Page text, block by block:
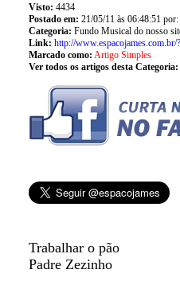
Visto: 4434
Postado em: 21/05/11 às 06:48:51 por:
Categoria: Fundo Musical do nosso
Link: http://
Marcado como: Artigo Simples
Ver todos os artigos desta Categoria:
Trabalhar o pão
Padre Zezinho